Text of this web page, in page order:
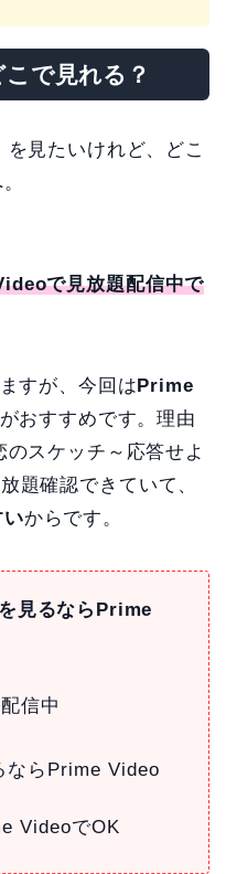
こで見れる？
見たいけれど、どこ
で見放題配信中で
すが、今回はPrime
おすすめです。理由
スケッチ～応答せよ
題確認できていて、
いからです。
見るならPrime
信中
ならPrime Video
VideoでOK